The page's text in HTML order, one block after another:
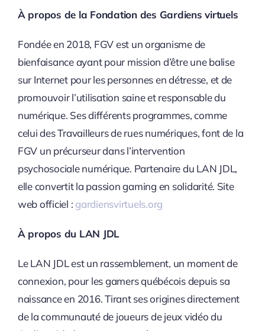
À propos de la Fondation des Gardiens virtuels
Fondée en 2018, FGV est un organisme de
bienfaisance ayant pour mission d’être une balise
sur Internet pour les personnes en détresse, et de
promouvoir l’utilisation saine et responsable du
numérique. Ses différents programmes, comme
celui des Travailleurs de rues numériques, font de la
FGV un précurseur dans l’intervention
psychosociale numérique. Partenaire du LAN JDL,
elle convertit la passion gaming en solidarité. Site
web officiel : gardiensvirtuels.org
À propos du LAN JDL
Le LAN JDL est un rassemblement, un moment de
connexion, pour les gamers québécois depuis sa
naissance en 2016. Tirant ses origines directement
de la communauté de joueurs de jeux vidéo du